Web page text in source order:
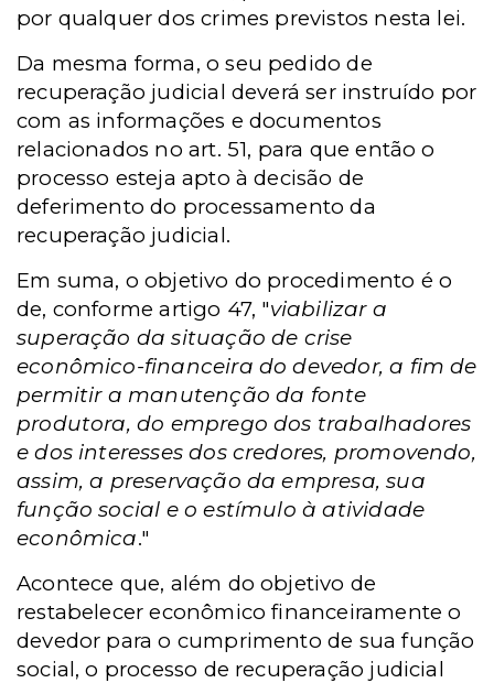
por qualquer dos crimes previstos nesta lei.
Da mesma forma, o seu pedido de
recuperação judicial deverá ser instruído por
com as informações e documentos
relacionados no art. 51, para que então o
processo esteja apto à decisão de
deferimento do processamento da
recuperação judicial.
Em suma, o objetivo do procedimento é o
de, conforme artigo 47, "viabilizar a
superação da situação de crise
econômico-financeira do devedor, a fim de
permitir a manutenção da fonte
produtora, do emprego dos trabalhadores
e dos interesses dos credores, promovendo,
assim, a preservação da empresa, sua
função social e o estímulo à atividade
econômica."
Acontece que, além do objetivo de
restabelecer econômico financeiramente o
devedor para o cumprimento de sua função
social, o processo de recuperação judicial